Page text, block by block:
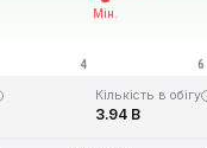
08, 04:43 GMT+0
Кількість в обігу
3.94 B